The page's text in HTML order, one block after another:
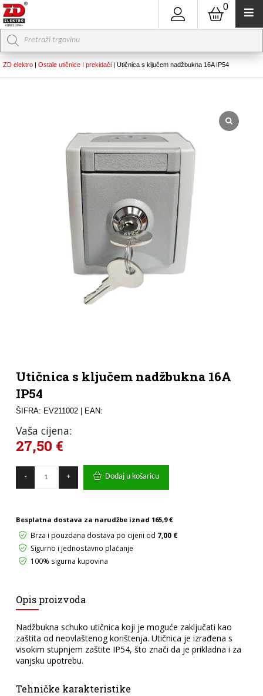
0
Products
search
ZD elektro | Ostale utičnice I prekidači | Utičnica s ključem nadžbukna 16A IP54
Utičnica s ključem nadžbukna 16A
IP54
ŠIFRA: EV211002| EAN:
Vaša cijena:
27,50 €
-
ključem
IP54
+ Dodaj u košaricu
Besplatna dostava za narudžbe iznad 165,9 €
Brza i pouzdana dostava po cijeni od 7,00 €
Sigurno i jednostavno plaćanje
100% sigurna kupovina
Opis proizvoda
Nadžbukna schuko utičnica koji je moguće zaključati kao
zaštita od neovlaštenog korištenja. Utičnica je izrađena s
visokim stupnjem zaštite IP54, što znači da je prikladna i za
vanjsku upotrebu.
Tehničke karakteristike